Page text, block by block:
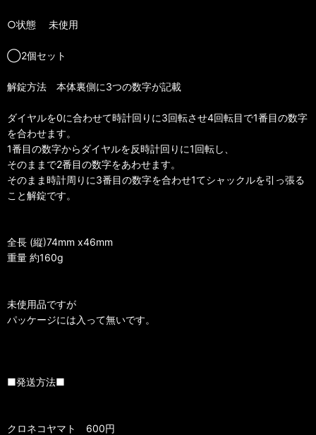
○状態 未使用
◯2個セット
解錠方法 本体裏側に3つの数字が記載
ダイヤルを0に合わせて時計回りに3回転させ4回転目で1番目の数字
を合わせます。
1番目の数字からダイヤルを反時計回りに1回転し、
そのままで2番目の数字をあわせます。
そのまま時計周りに3番目の数字を合わせ1てシャックルを引っ張る
こと解錠です。
全長 (縦)74mm x46mm
重量 約160g
未使用品ですが
パッケージには入って無いです。
■発送方法■
クロネコヤマト 600円